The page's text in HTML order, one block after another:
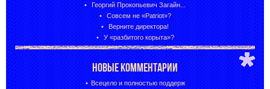
Георгий Прокопьевич Загайн...
Совсем не «Patriot»?
Верните директора!
У «разбитого корыта»?
НОВЫЕ КОММЕНТАРИИ
Всецело и полностью поддерж